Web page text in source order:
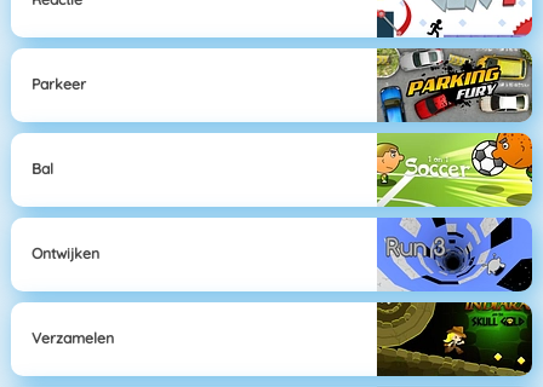
Parkeer
Bal
Ontwijken
Verzamelen